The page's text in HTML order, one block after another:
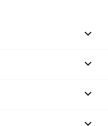


